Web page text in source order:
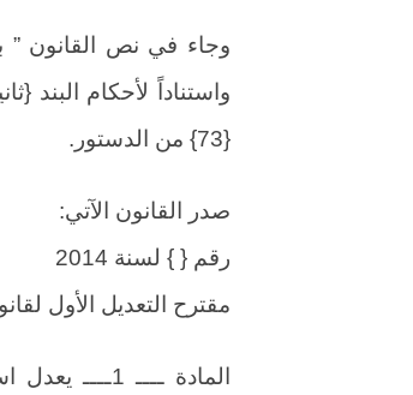
وجاء في نص القانون ”
{73} من الدستور.
صدر القانون الآتي:
رقم { } لسنة 2014
مقترح التعديل الأول لقانون
المادة ــــ